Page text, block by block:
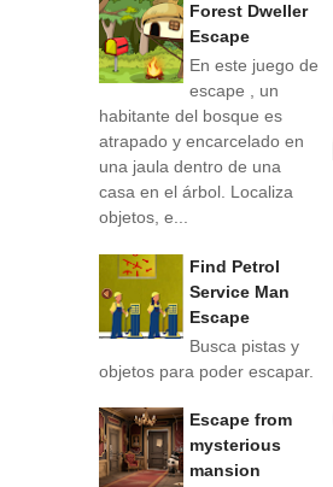
Forest Dweller
Escape
En este juego de
escape , un
habitante del bosque es
atrapado y encarcelado en
una jaula dentro de una
casa en el árbol. Localiza
objetos, e...
Find Petrol
Service Man
Escape
Busca pistas y
objetos para poder escapar.
Escape from
mysterious
mansion